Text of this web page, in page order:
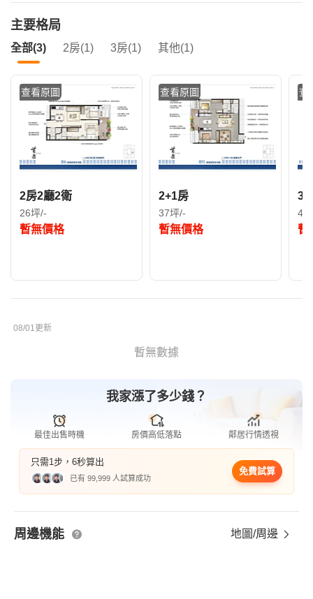
主要格局
全部(3) 2房(1) 3房(1) 其他(1)
查看原圖
2房2廳2衛
26坪/-
暫無價格
查看原圖
2+1房
37坪/-
暫無價格
查
3
49
暫
08/01更新
暫無數據
我家漲了多少錢？
最佳出售時機 房價高低落點 鄰居行情透視
只需1步，6秒算出
已有 99,999 人試算成功
免費試算
周邊機能 地圖/周邊